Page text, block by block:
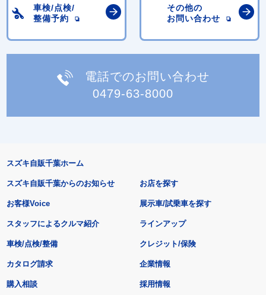
車検/点検/
整備予約
その他の
お問い合わせ
電話でのお問い合わせ
0479-63-8000
スズキ自販千葉ホーム
スズキ自販千葉からのお知らせ
お客様Voice
スタッフによるクルマ紹介
お店を探す
展示車/試乗車を探す
ラインアップ
車検/点検/整備 クレジット/保険
カタログ請求
購入相談
企業情報
採用情報